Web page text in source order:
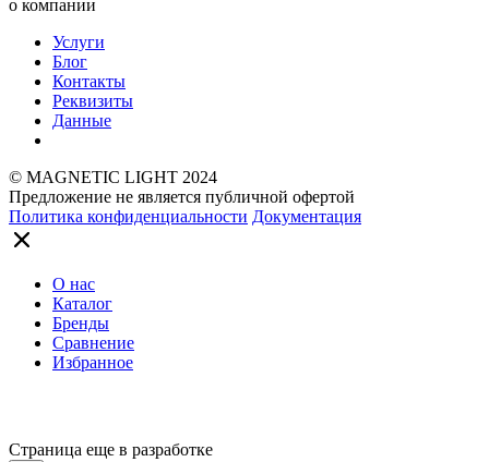
о компании
Услуги
Блог
Контакты
Реквизиты
Данные
© MAGNETIC LIGHT 2024
Предложение не является публичной офертой
Политика конфиденциальности Документация
О нас
Каталог
Бренды
Сравнение
Избранное
Страница еще в разработке